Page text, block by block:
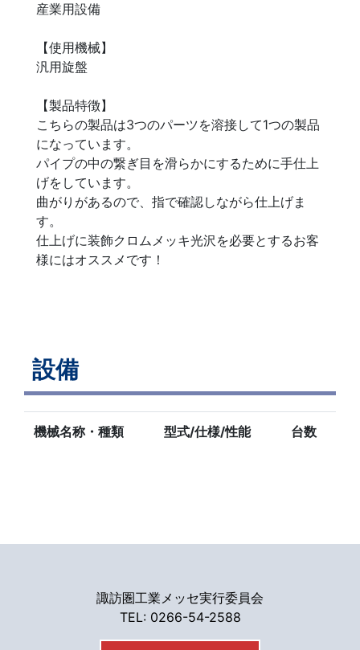
産業用設備
【使用機械】
汎用旋盤
【製品特徴】
こちらの製品は3つのパーツを溶接して1つの製品
になっています。
パイプの中の繋ぎ目を滑らかにするために手仕上
げをしています。
曲がりがあるので、指で確認しながら仕上げま
す。
仕上げに装飾クロムメッキ光沢を必要とするお客
様にはオススメです！
設備
機械名称・種類 型式/仕様/性能 台数
諏訪圏工業メッセ実行委員会
TEL: 0266-54-2588